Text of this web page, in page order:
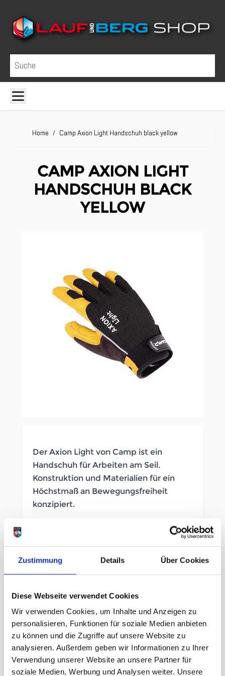
Zustimmung Details Über Cookies
Diese Webseite verwendet Cookies
Wir verwenden Cookies, um Inhalte und Anzeigen zu
personalisieren, Funktionen für soziale Medien anbieten
zu können und die Zugriffe auf unsere Website zu
analysieren. Außerdem geben wir Informationen zu Ihrer
Verwendung unserer Website an unsere Partner für
soziale Medien, Werbung und Analysen weiter. Unsere
Suche
Home / Camp Axion Light Handschuh black yellow
CAMP AXION LIGHT
HANDSCHUH BLACK
YELLOW
Der Axion Light von Camp ist ein
Handschuh für Arbeiten am Seil.
Konstruktion und Materialien für ein
Höchstmaß an Bewegungsfreiheit
konzipiert.
Geschlecht
Größe
S M L XL XXL
unser Preis ab: 29,95 €